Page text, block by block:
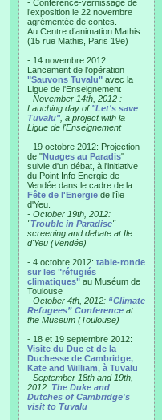
- Conférence-vernissage de
l’exposition le 22 novembre
agrémentée de contes.
Au Centre d’animation Mathis
(15 rue Mathis, Paris 19e)
- 14 novembre 2012:
Lancement de l'opération
"Sauvons Tuvalu" avec la
Ligue de l'Enseignement
- November 14th, 2012 :
Lauching day of "Let's save
Tuvalu", a project with la
Ligue de l'Enseignement
- 19 octobre 2012: Projection
de "Nuages au Paradis"
suivie d'un débat, à l'initiative
du Point Info Energie de
Vendée dans le cadre de la
Fête de l'Energie de l'île
d'Yeu.
- October 19th, 2012:
"Trouble in Paradise"
screening and debate at Ile
d'Yeu (Vendée)
- 4 octobre 2012: table-ronde
sur les "réfugiés
climatiques" au Muséum de
Toulouse
- October 4th, 2012: “Climate
Refugees” Conference at
the Museum (Toulouse)
- 18 et 19 septembre 2012:
Visite du Duc et de la
Duchesse de Cambridge,
Kate and William, à Tuvalu
- September 18th and 19th,
2012: The Duke and
Dutches of Cambridge's
visit to Tuvalu